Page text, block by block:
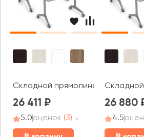
Складной прямолинейный стол
26 411
5.0оценок (3)
Складной
26 880
4.5